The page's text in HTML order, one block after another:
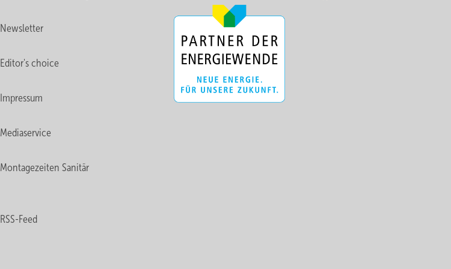
Newsletter
Editor's choice
Impressum
Mediaservice
Montagezeiten Sanitär
RSS-Feed